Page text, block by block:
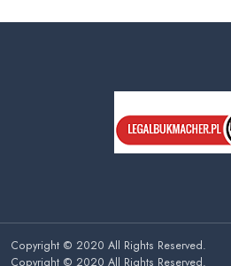
Copyright © 2020 All Rights Reserved.
Copyright © 2020 All Rights Reserved.